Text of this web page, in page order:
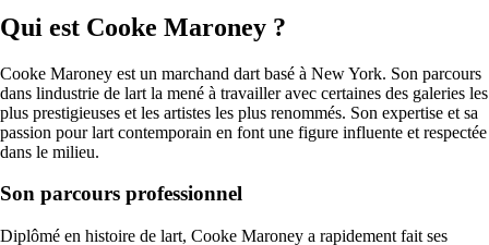
Qui est Cooke Maroney ?
Cooke Maroney est un marchand dart basé à New York. Son parcours
dans lindustrie de lart la mené à travailler avec certaines des galeries les
plus prestigieuses et les artistes les plus renommés. Son expertise et sa
passion pour lart contemporain en font une figure influente et respectée
dans le milieu.
Son parcours professionnel
Diplômé en histoire de lart, Cooke Maroney a rapidement fait ses